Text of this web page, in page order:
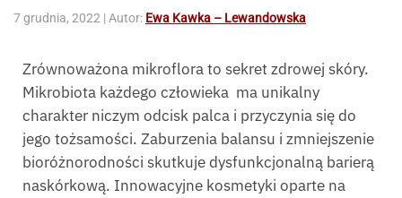
7 grudnia, 2022 | Autor: Ewa Kawka – Lewandowska
Zrównoważona mikroflora to sekret zdrowej skóry.
Mikrobiota każdego człowieka ma unikalny
charakter niczym odcisk palca i przyczynia się do
jego tożsamości. Zaburzenia balansu i zmniejszenie
bioróżnorodności skutkuje dysfunkcjonalną barierą
naskórkową. Innowacyjne kosmetyki oparte na